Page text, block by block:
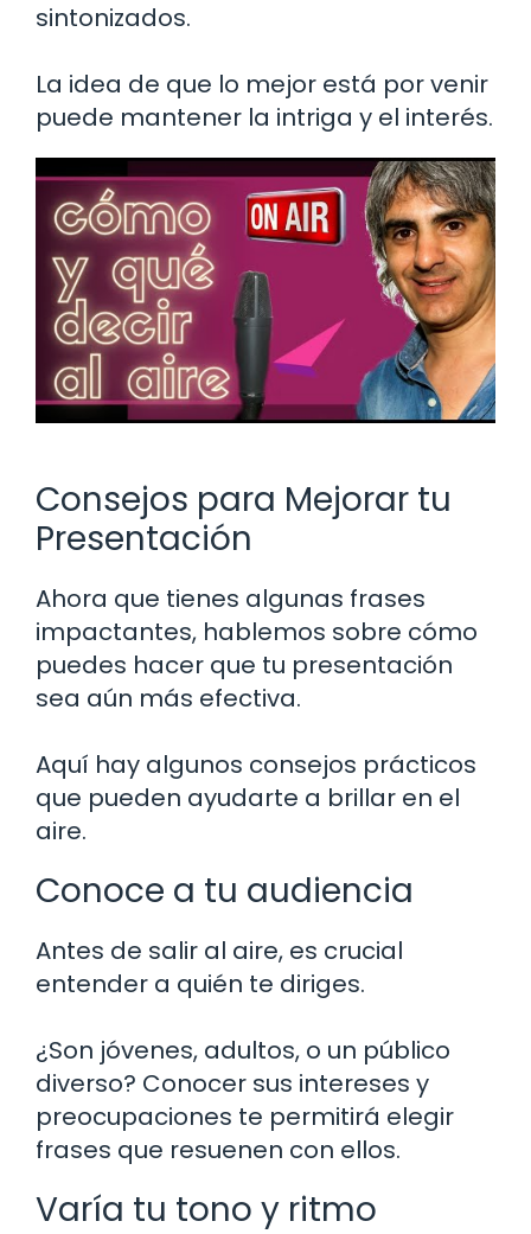
sintonizados.
La idea de que lo mejor está por venir
puede mantener la intriga y el interés.
Consejos para Mejorar tu
Presentación
Ahora que tienes algunas frases
impactantes, hablemos sobre cómo
puedes hacer que tu presentación
sea aún más efectiva.
Aquí hay algunos consejos prácticos
que pueden ayudarte a brillar en el
aire.
Conoce a tu audiencia
Antes de salir al aire, es crucial
entender a quién te diriges.
¿Son jóvenes, adultos, o un público
diverso? Conocer sus intereses y
preocupaciones te permitirá elegir
frases que resuenen con ellos.
Varía tu tono y ritmo